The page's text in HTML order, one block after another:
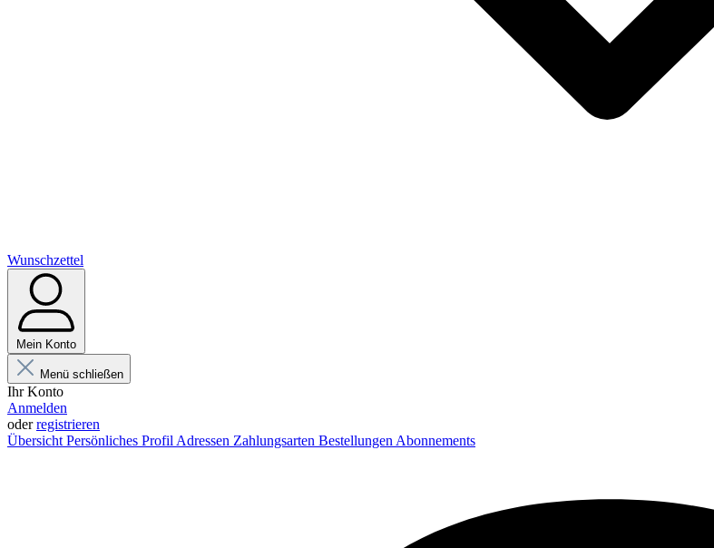
Wunschzettel
Mein Konto
Menü schließen
Ihr Konto
Anmelden
oderregistrieren
Übersicht Persönliches Profil Adressen Zahlungsarten Bestellungen Abonnements